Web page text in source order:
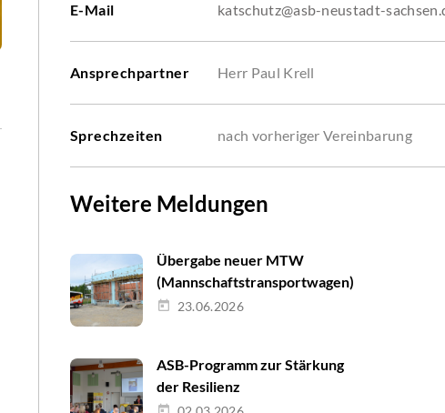
E-Mail katschutz@asb-neustadt-
Ansprechpartner Herr Paul Krell
Sprechzeiten nach vorheriger Vereinbarung
Weitere Meldungen
Übergabe neuer MTW
(Mannschaftstransportwagen)
23.06.2026
ASB-Programm zur Stärkung
der Resilienz